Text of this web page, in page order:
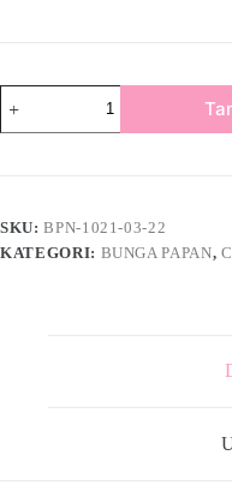
SKU:BPN-1021-03-22
KATEGORI: BUNGA PAPAN,